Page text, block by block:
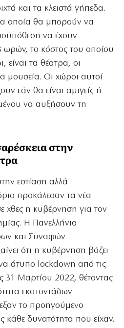
και τα κλειστά γήπεδα.
οποία θα μπορούν να
να έχουν
το κόστος του οποίου
είναι τα θέατρα, οι
μουσεία. Οι χώροι αυτοί
εάν θα είναι αμιγείς ή
να αυξήσουν τη
στην
εστίαση αλλά
προκάλεσαν τα νέα
χθες η κυβέρνηση για τον
Η Πανελλήνια
και Συναφών
ότι η κυβέρνηση βάζει
άτυπο lockdown από τις
31 Μαρτίου 2022, θέτοντας
εκατοντάδων
το προηγούμενο
κάθε δυνατότητα που είχαν.